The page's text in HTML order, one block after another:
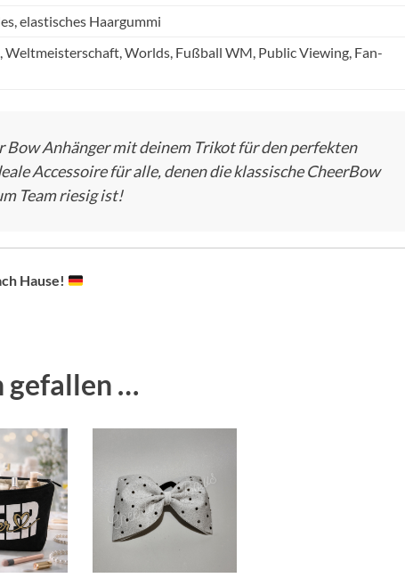
elastisches Haargummi
Weltmeisterschaft, Worlds, Fußball WM, Public Viewing, Fan-
Bow Anhänger mit deinem Trikot für den perfekten
Accessoire für alle, denen die klassische CheerBow
Team riesig ist!
Hause!
gefallen …